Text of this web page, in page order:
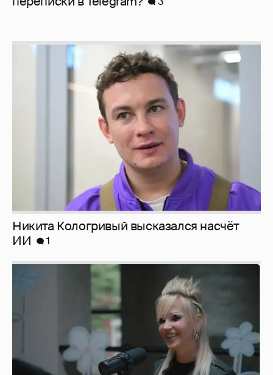
Никита Кологривый высказался насчёт
ИИ
1